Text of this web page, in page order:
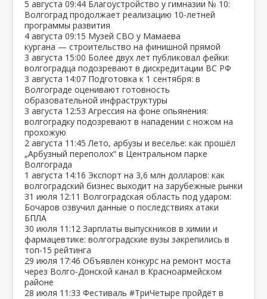
5 августа 09:44 Благоустройство у гимназии № 10:
Волгоград продолжает реализацию 10‑летней
программы развития
4 августа 09:15 Музей СВО у Мамаева
кургана — строительство на финишной прямой
3 августа 15:00 Более двух лет публиковал фейки:
волгоградца подозревают в дискредитации ВС РФ
3 августа 14:07 Подготовка к 1 сентября: в
Волгограде оценивают готовность
образовательной инфраструктуры
3 августа 12:53 Агрессия на фоне опьянения:
волгоградку подозревают в нападении с ножом на
прохожую
2 августа 11:45 Лето, арбузы и веселье: как прошёл
„Арбузный переполох“ в Центральном парке
Волгограда
1 августа 14:16 Экспорт на 3,6 млн долларов: как
волгоградский бизнес выходит на зарубежные рынки
31 июля 12:11 Волгоградская область под ударом:
Бочаров озвучил данные о последствиях атаки
БПЛА
30 июля 11:12 Зарплаты выпускников в химии и
фармацевтике: волгоградские вузы закрепились в
топ‑15 рейтинга
29 июля 17:46 Объявлен конкурс на ремонт моста
через Волго‑Донской канал в Красноармейском
районе
28 июля 11:33 Фестиваль #ТриЧетыре пройдёт в